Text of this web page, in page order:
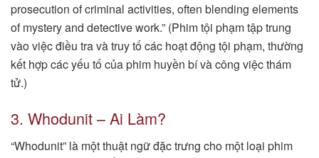
prosecution of criminal activities, often blending elements
of mystery and detective work.” (Phim tội phạm tập trung
vào việc điều tra và truy tố các hoạt động tội phạm, thường
kết hợp các yếu tố của phim huyền bí và công việc thám
tử.)
3. Whodunit – Ai Làm?
“Whodunit” là một thuật ngữ đặc trưng cho một loại phim